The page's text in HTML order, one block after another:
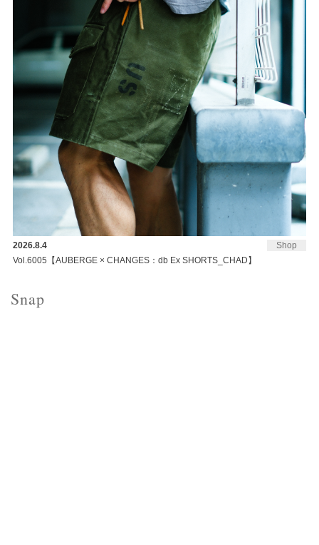
Shop
2026.8.4
Vol.6005【AUBERGE × CHANGES：db Ex SHORTS_CHAD】
Snap